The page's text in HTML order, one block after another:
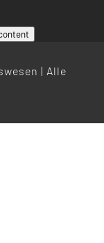
| Alle